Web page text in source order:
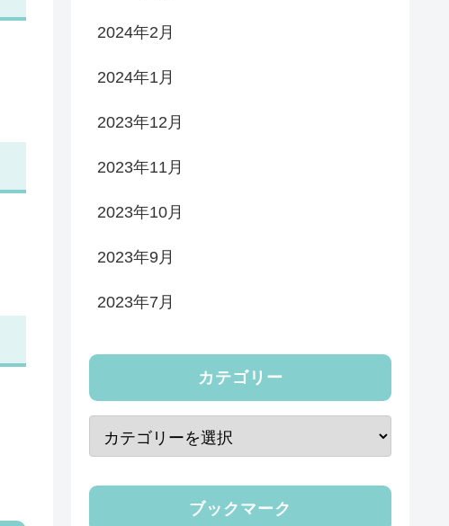
2024年2月
2024年1月
2023年12月
2023年11月
2023年10月
2023年9月
2023年7月
カテゴリー
ブックマーク